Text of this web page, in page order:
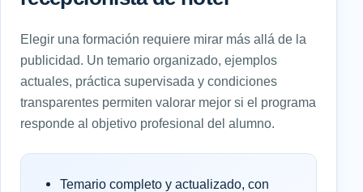
Elegir una formación requiere mirar más allá de la
publicidad. Un temario organizado, ejemplos
actuales, práctica supervisada y condiciones
transparentes permiten valorar mejor si el programa
responde al objetivo profesional del alumno.
Temario completo y actualizado, con